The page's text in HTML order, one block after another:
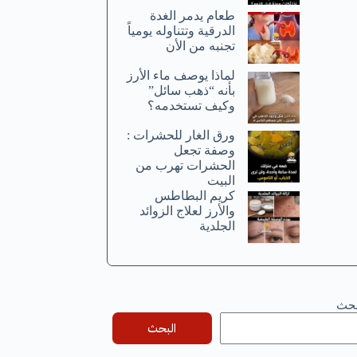
طعام يدمر الغدة
الدرقية وتتناوله يومياً
تجنبه من الأن
لماذا يوصف ماء الأرز
بأنه “ذهب سائل”
وكيف تستخدمه؟
ورق الغار للحشرات :
وصفة تجعل
الحشرات تهرب من
البيت
كريم البطاطس
والأرز لعلاج الزوائد
الجلدية
البحث